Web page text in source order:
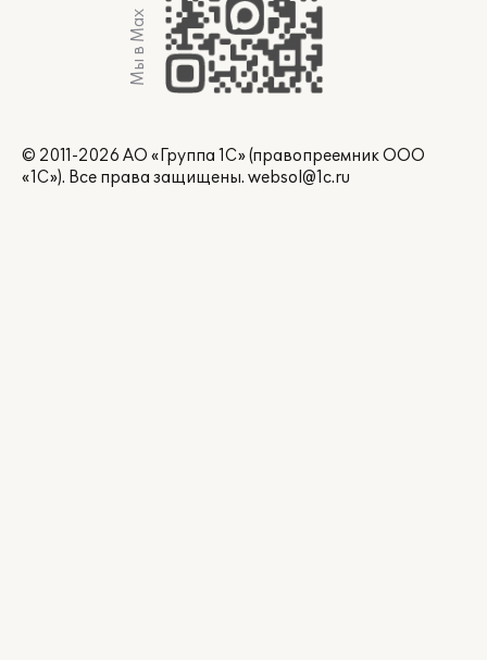
Мы в Max
© 2011-2026 АО «Группа 1С» (правопреемник ООО
«1С»). Все права защищены. websol@1c.ru